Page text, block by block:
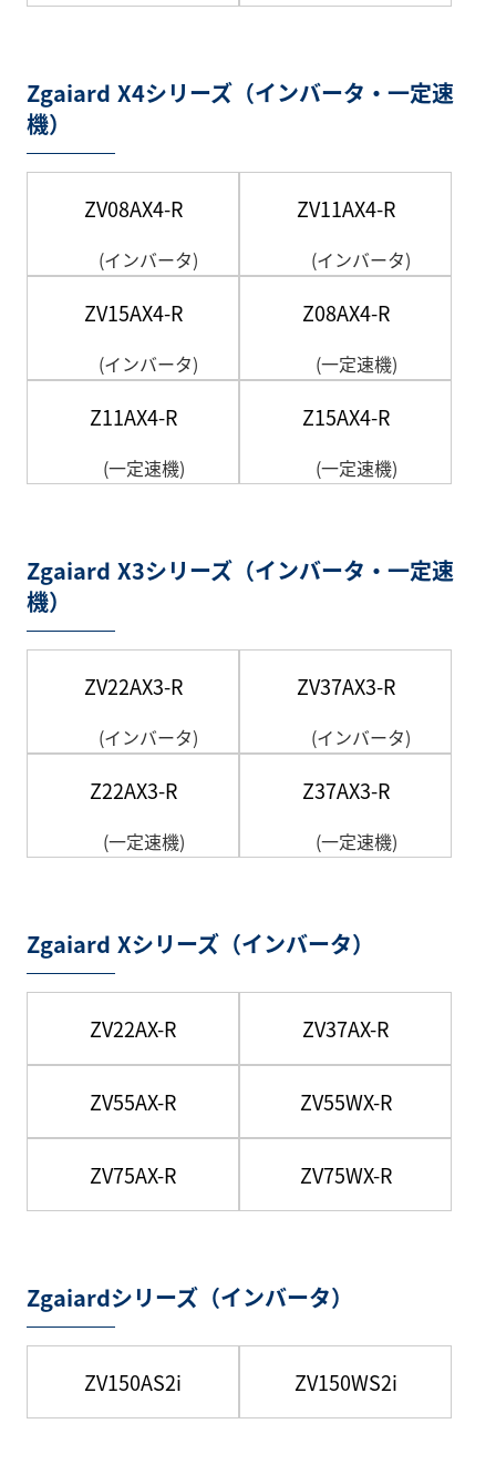
Zgaiard X4シリーズ（インバータ・一定速
機）
ZV08AX4-R
(インバータ)
ZV11AX4-R
(インバータ)
ZV15AX4-R
(インバータ)
Z08AX4-R
(一定速機)
Z11AX4-R
(一定速機)
Z15AX4-R
(一定速機)
Zgaiard X3シリーズ（インバータ・一定速
機）
ZV22AX3-R
(インバータ)
ZV37AX3-R
(インバータ)
Z22AX3-R
(一定速機)
Z37AX3-R
(一定速機)
Zgaiard Xシリーズ（インバータ）
ZV22AX-R ZV37AX-R
ZV55AX-R ZV55WX-R
ZV75AX-R ZV75WX-R
Zgaiardシリーズ（インバータ）
ZV150AS2i ZV150WS2i